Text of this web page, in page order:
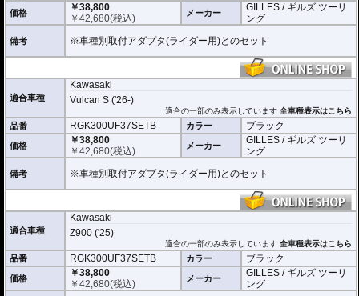
価格
￥38,800
￥42,680(税込) メーカー
GILLES / ギルズ ツーリ
ング
備考 ※車種別取付アダプタ(ライダー用)とのセット
適合車種
Kawasaki
Vulcan S ('26-)
適合の一部のみ表示しています全車種表示はこちら
品番 RGK300UF37SETB カラー ブラック
価格
￥38,800
￥42,680(税込) メーカー
GILLES / ギルズ ツーリ
ング
備考 ※車種別取付アダプタ(ライダー用)とのセット
適合車種
Kawasaki
Z900 ('25)
適合の一部のみ表示しています全車種表示はこちら
品番 RGK300UF37SETB カラー ブラック
価格
￥38,800
￥42,680(税込) メーカー
GILLES / ギルズ ツーリ
ング